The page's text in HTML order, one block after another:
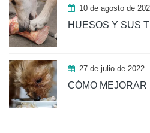
10 de agosto de
HUESOS Y SUS
27 de julio de 2022
CÓMO MEJORAR